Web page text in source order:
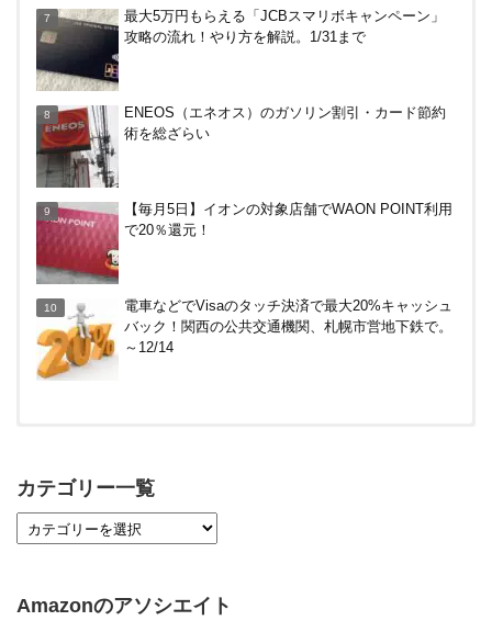
～
たる抽選キャンペーン！8/31まで
の条件達成で。9/30まで
最大5万円もらえる「JCBスマリボキャンペーン」
攻略の流れ！やり方を解説。1/31まで
ENEOS（エネオス）のガソリン割引・カード節約
術を総ざらい
【毎月5日】イオンの対象店舗でWAON POINT利用
で20％還元！
電車などでVisaのタッチ決済で最大20%キャッシュ
バック！関西の公共交通機関、札幌市営地下鉄で。
～12/14
【7/21まで】エアウォレット(COIN+)で最大98,300
カテゴリー一覧
Amazonのアソシエイト